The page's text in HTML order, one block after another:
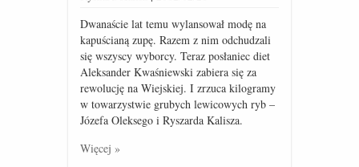
Dwanaście lat temu wylansował modę na
kapuścianą zupę. Razem z nim odchudzali
się wszyscy wyborcy. Teraz posłaniec diet
Aleksander Kwaśniewski zabiera się za
rewolucję na Wiejskiej. I zrzuca kilogramy
w towarzystwie grubych lewicowych ryb –
Józefa Oleksego i Ryszarda Kalisza.
Więcej »